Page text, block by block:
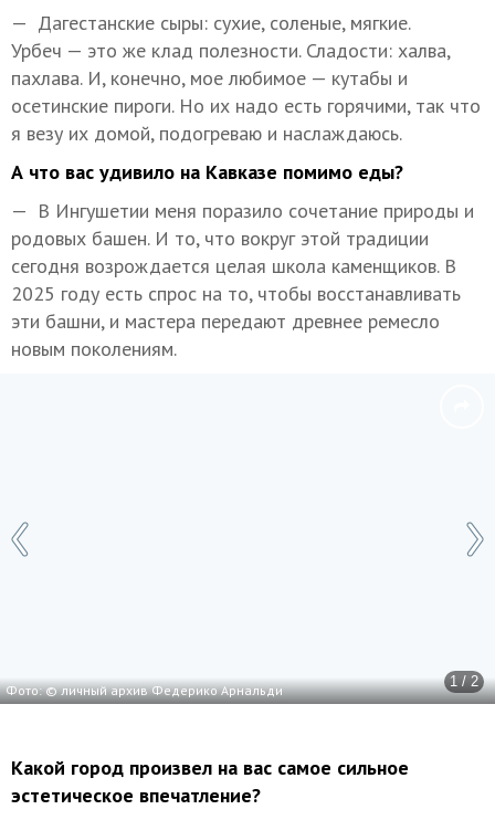
— Дагестанские сыры: сухие, соленые, мягкие.
Урбеч — это же клад полезности. Сладости: халва,
пахлава. И, конечно, мое любимое — кутабы и
осетинские пироги. Но их надо есть горячими, так что
я везу их домой, подогреваю и наслаждаюсь.
А что вас удивило на Кавказе помимо еды?
— В Ингушетии меня поразило сочетание природы и
родовых башен. И то, что вокруг этой традиции
сегодня возрождается целая школа каменщиков. В
2025 году есть спрос на то, чтобы восстанавливать
эти башни, и мастера передают древнее ремесло
новым поколениям.
1 / 2
Фото: © личный архив Федерико Арнальди
Какой город произвел на вас самое сильное
эстетическое впечатление?